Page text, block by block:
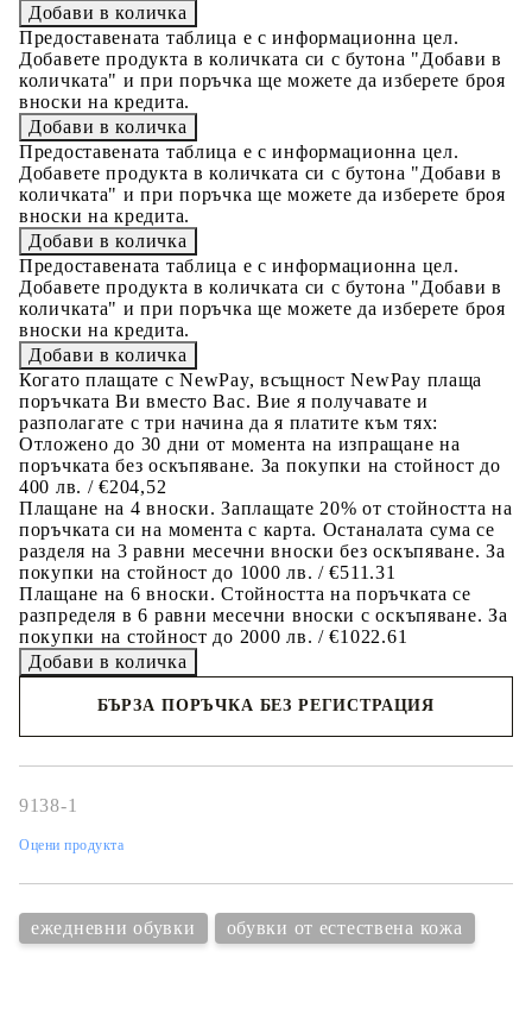
Предоставената таблица е с информационна цел.
Добавете продукта в количката си с бутона "Добави в
количката" и при поръчка ще можете да изберете броя
вноски на кредита.
Предоставената таблица е с информационна цел.
Добавете продукта в количката си с бутона "Добави в
количката" и при поръчка ще можете да изберете броя
вноски на кредита.
Предоставената таблица е с информационна цел.
Добавете продукта в количката си с бутона "Добави в
количката" и при поръчка ще можете да изберете броя
вноски на кредита.
Когато плащате с NewPay, всъщност NewPay плаща
поръчката Ви вместо Вас. Вие я получавате и
разполагате с три начина да я платите към тях:
Отложено до 30 дни от момента на изпращане на
поръчката без оскъпяване. За покупки на стойност до
400 лв. / €204,52
Плащане на 4 вноски. Заплащате 20% от стойността на
поръчката си на момента с карта. Останалата сума се
разделя на 3 равни месечни вноски без оскъпяване. За
покупки на стойност до 1000 лв. / €511.31
Плащане на 6 вноски. Стойността на поръчката се
разпределя в 6 равни месечни вноски с оскъпяване. За
покупки на стойност до 2000 лв. / €1022.61
БЪРЗА ПОРЪЧКА БЕЗ РЕГИСТРАЦИЯ
Съгласен съм сполитиката за личните данни
9138-1
Оцени продукта
ежедневни обувки обувки от естествена кожа